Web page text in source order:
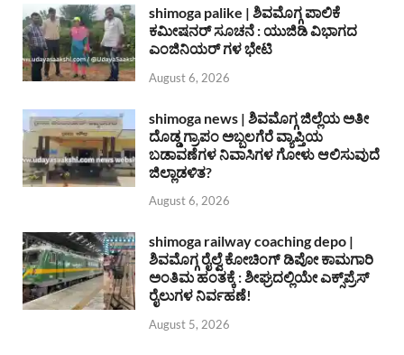
shimoga palike | ಶಿವಮೊಗ್ಗ ಪಾಲಿಕೆ
ಕಮೀಷನರ್ ಸೂಚನೆ : ಯುಜಿಡಿ ವಿಭಾಗದ
ಎಂಜಿನಿಯರ್ ಗಳ ಭೇಟಿ
August 6, 2026
shimoga news | ಶಿವಮೊಗ್ಗ ಜಿಲ್ಲೆಯ ಅತೀ
ದೊಡ್ಡ ಗ್ರಾಪಂ ಅಬ್ಬಲಗೆರೆ ವ್ಯಾಪ್ತಿಯ
ಬಡಾವಣೆಗಳ ನಿವಾಸಿಗಳ ಗೋಳು ಆಲಿಸುವುದೆ
ಜಿಲ್ಲಾಡಳಿತ?
August 6, 2026
shimoga railway coaching depo |
ಶಿವಮೊಗ್ಗ ರೈಲ್ವೆ ಕೋಚಿಂಗ್ ಡಿಪೋ ಕಾಮಗಾರಿ
ಅಂತಿಮ ಹಂತಕ್ಕೆ : ಶೀಘ್ರದಲ್ಲಿಯೇ ಎಕ್ಸ್‌ಪ್ರೆಸ್
ರೈಲುಗಳ ನಿರ್ವಹಣೆ!
August 5, 2026